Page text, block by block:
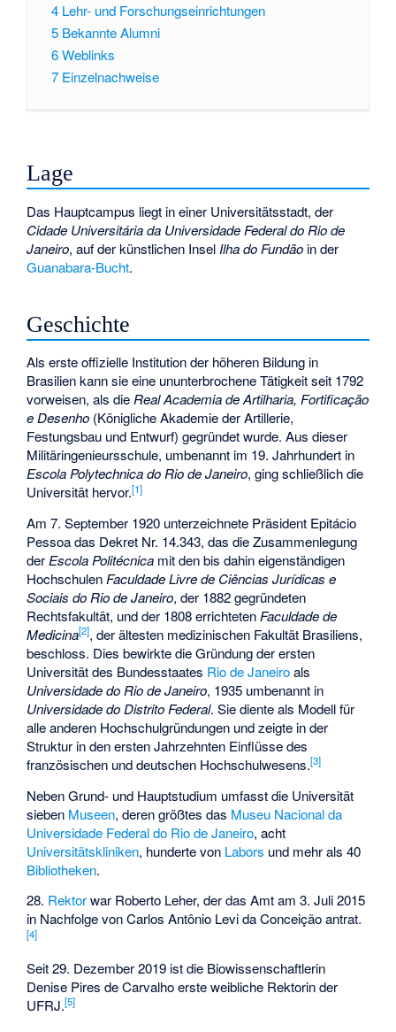
4 Lehr- und Forschungseinrichtungen
5 Bekannte Alumni
6Weblinks
7 Einzelnachweise
Lage
Das Hauptcampus liegt in einer Universitätsstadt, der
Cidade Universitária da Universidade Federal do Rio de
Janeiro, auf der künstlichen Insel Ilha do Fundão in der
Guanabara-Bucht.
Geschichte
Als erste offizielle Institution der höheren Bildung in
Brasilien kann sie eine ununterbrochene Tätigkeit seit 1792
vorweisen, als dieReal Academia de Artilharia, Fortificação
e Desenho (Königliche Akademie der Artillerie,
Festungsbau und Entwurf) gegründet wurde. Aus dieser
Militäringenieursschule, umbenannt im 19. Jahrhundert in
Escola Polytechnica do Rio de Janeiro, ging schließlich die
Universität hervor.[1]
Am 7. September 1920 unterzeichnete Präsident Epitácio
Pessoadas Dekret Nr. 14.343, das die Zusammenlegung
der Escola Politécnica mit den bis dahin eigenständigen
Hochschulen Faculdade Livre de Ciências Jurídicas e
Sociais do Rio de Janeiro, der 1882 gegründeten
Rechtsfakultät, und der 1808 errichteten Faculdade de
Medicina[2], der ältesten medizinischen Fakultät Brasiliens,
beschloss. Dies bewirkte die Gründung der ersten
Universität des Bundesstaates Rio de Janeiroals
Universidade do Rio de Janeiro, 1935 umbenannt in
Universidade do Distrito Federal. Sie diente als Modell für
alle anderen Hochschulgründungen und zeigte in der
Struktur in den ersten Jahrzehnten Einflüsse des
französischen und deutschen Hochschulwesens.[3]
Neben Grund- und Hauptstudium umfasst die Universität
sieben Museen, deren größtes das Museu Nacional da
Universidade Federal do Rio de Janeiro, acht
Universitätskliniken, hunderte von Labors und mehr als 40
Bibliotheken.
28. Rektorwar Roberto Leher, der das Amt am 3. Juli 2015
in Nachfolge vonCarlos Antônio Levi da Conceiçãoantrat.
[4]
Seit 29. Dezember 2019 ist die Biowissenschaftlerin
Denise Pires de Carvalhoerste weibliche Rektorin der
UFRJ.[5]